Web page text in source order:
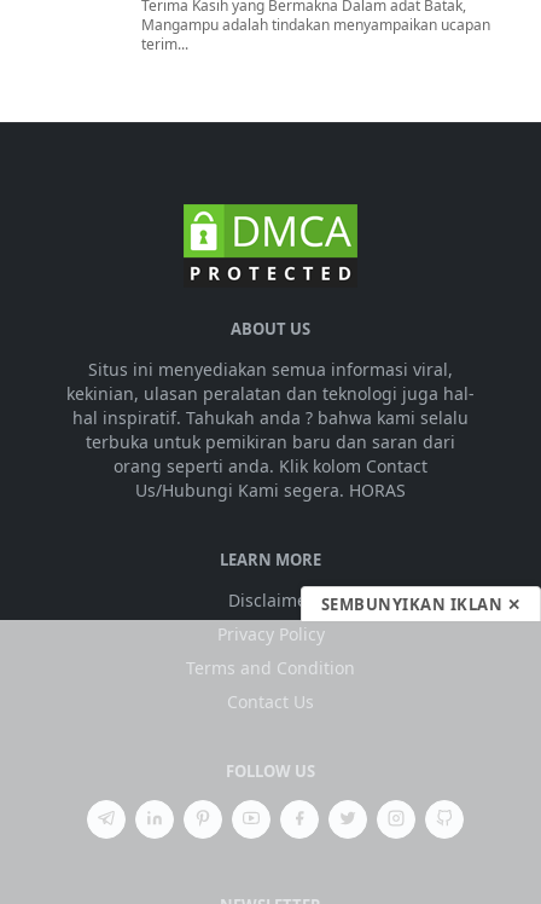
Terima Kasih yang Bermakna Dalam adat Batak,
Mangampu adalah tindakan menyampaikan ucapan
terim...
ABOUT US
Situs ini menyediakan semua informasi viral,
kekinian, ulasan peralatan dan teknologi juga hal-
hal inspiratif. Tahukah anda ? bahwa kami selalu
terbuka untuk pemikiran baru dan saran dari
orang seperti anda. Klik kolom Contact
Us/Hubungi Kami segera. HORAS
LEARN MORE
Disclaimer
Privacy Policy
Terms and Condition
Contact Us
FOLLOW US
SEMBUNYIKAN IKLAN ✕